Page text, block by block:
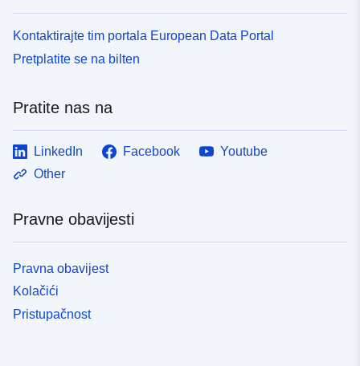
Kontaktirajte tim portala European Data Portal
Pretplatite se na bilten
Pratite nas na
LinkedIn Facebook
Youtube
Other
Pravne obavijesti
Pravna obavijest
Kolačići
Pristupačnost